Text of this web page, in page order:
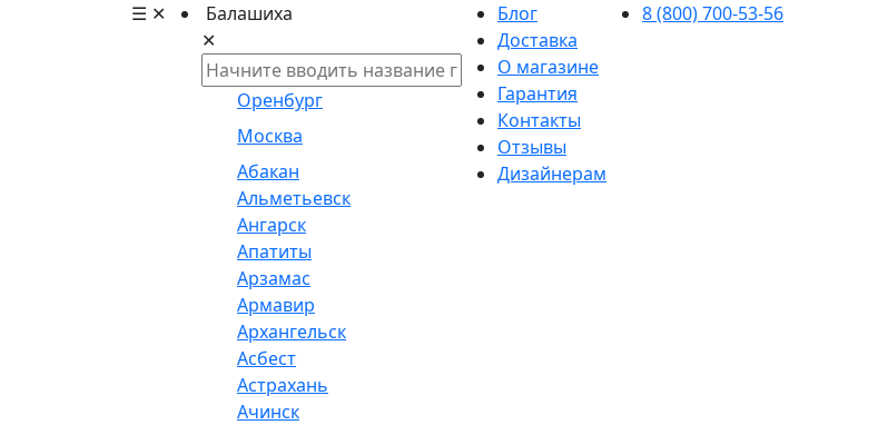
☰ ✕
Балашиха
✕
Оренбург
Москва
Абакан
Альметьевск
Ангарск
Апатиты
Арзамас
Армавир
Архангельск
Асбест
Астрахань
Ачинск
Блог
Доставка
О магазине
Гарантия
Контакты
Отзывы
Дизайнерам
8 (800) 700-53-56